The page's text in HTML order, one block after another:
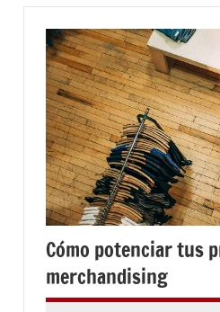
Cómo potenciar tus
merchandising